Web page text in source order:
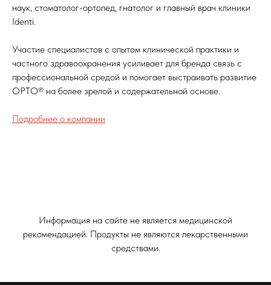
наук, стоматолог-ортопед, гнатолог и главный врач клиники
Identi.
Участие специалистов с опытом клинической практики и
частного здравоохранения усиливает для бренда связь с
профессиональной средой и помогает выстраивать развитие
ОРТО® на более зрелой и содержательной основе.
Подробнее о компании
Информация на сайте не является медицинской
рекомендацией. Продукты не являются лекарственными
средствами.